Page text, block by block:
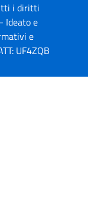
i diritti
Ideato e
e
UF4ZQB